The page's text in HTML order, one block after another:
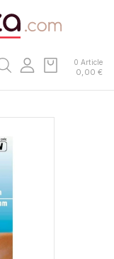
0 Article
0,00 €